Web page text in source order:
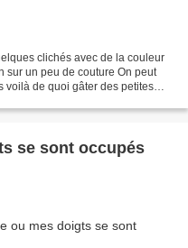
clichés avec de la couleur
un peu de couture On peut
voilà de quoi gâter des petites
se sont occupés